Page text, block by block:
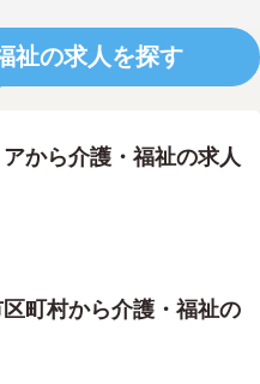
祉の求人を探す
から介護・福祉の求人
町村から介護・福祉の